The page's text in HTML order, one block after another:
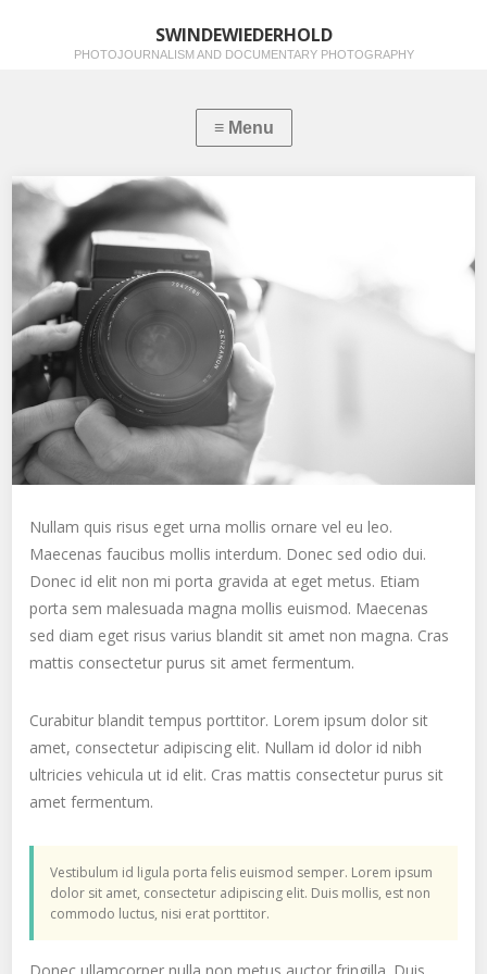
SWINDEWIEDERHOLD
PHOTOJOURNALISM AND DOCUMENTARY PHOTOGRAPHY
Nullam quis risus eget urna mollis ornare vel eu leo.
Maecenas faucibus mollis interdum. Donec sed odio dui.
Donec id elit non mi porta gravida at eget metus. Etiam
porta sem malesuada magna mollis euismod. Maecenas
sed diam eget risus varius blandit sit amet non magna. Cras
mattis consectetur purus sit amet fermentum.
Curabitur blandit tempus porttitor. Lorem ipsum dolor sit
amet, consectetur adipiscing elit. Nullam id dolor id nibh
ultricies vehicula ut id elit. Cras mattis consectetur purus sit
amet fermentum.
Vestibulum id ligula porta felis euismod semper. Lorem ipsum
dolor sit amet, consectetur adipiscing elit. Duis mollis, est non
commodo luctus, nisi erat porttitor.